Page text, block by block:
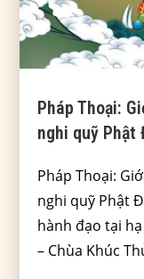
Pháp Thoại:
nghi quỹ Phật
Pháp Thoại:
nghi quỹ Phật
hành đạo tại
– Chùa Khúc